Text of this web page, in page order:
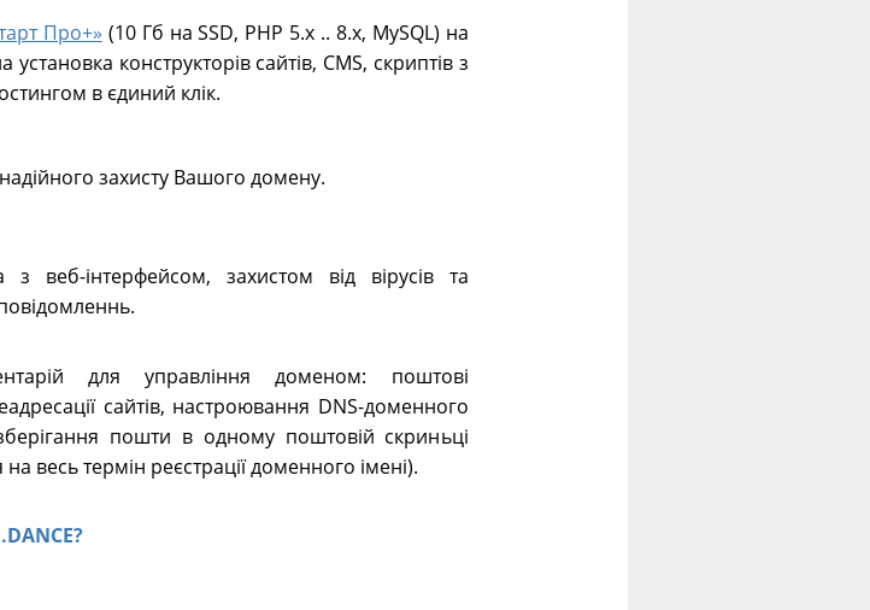
Про+» (10 Гб на SSD, PHP 5.х .. 8.х, MySQL) на
конструкторів сайтів, CMS, скриптів з
в єдиний клік.
захисту Вашого домену.
веб-інтерфейсом, захистом від вірусів та
для управління доменом: поштові
сайтів, настроювання DNS-доменного
пошти в одному поштовій скриньці
весь термін реєстрації доменного імені).